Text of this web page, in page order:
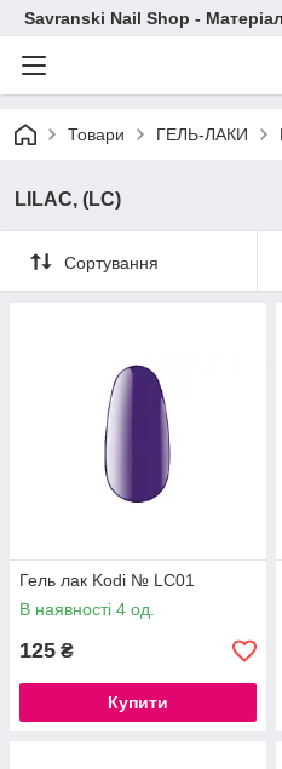
Savranski Nail Shop -
Товари ГЕЛЬ-ЛАКИ
LILAC, (LC)
Сортування
Гель лак Kodi № LC01
В наявності 4 од.
125 ₴
Купити